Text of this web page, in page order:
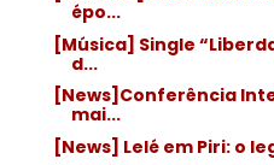
épo...
[Música] Single
d...
[News]Conferência
mai...
[News] Lelé em Piri: o